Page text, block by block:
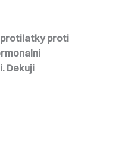
protilatky proti
Dekuji